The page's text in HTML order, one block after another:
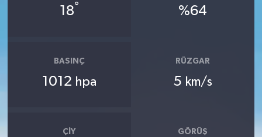
18° %64
BASINÇ
1012 hpa
RÜZGAR
5 km/s
ÇIY GÖRÜŞ